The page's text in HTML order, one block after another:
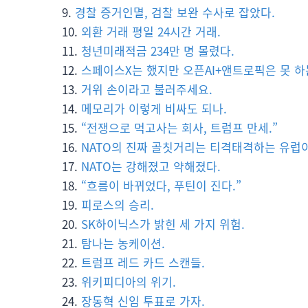
경찰 증거인멸, 검찰 보완 수사로 잡았다.
외환 거래 평일 24시간 거래.
청년미래적금 234만 명 몰렸다.
스페이스X는 했지만 오픈AI+앤트로픽은 못
거위 손이라고 불러주세요.
메모리가 이렇게 비싸도 되나.
“전쟁으로 먹고사는 회사, 트럼프 만세.”
NATO의 진짜 골칫거리는 티격태격하는 유럽
NATO는 강해졌고 약해졌다.
“흐름이 바뀌었다, 푸틴이 진다.”
피로스의 승리.
SK하이닉스가 밝힌 세 가지 위험.
탐나는 농케이션.
트럼프 레드 카드 스캔들.
위키피디아의 위기.
장동혁 신임 투표로 가자.